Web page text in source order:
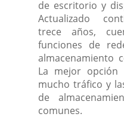
de escritorio y
Actualizado
trece años,
funciones de
almacenamiento
La mejor opción
mucho tráfico y
de
comunes.